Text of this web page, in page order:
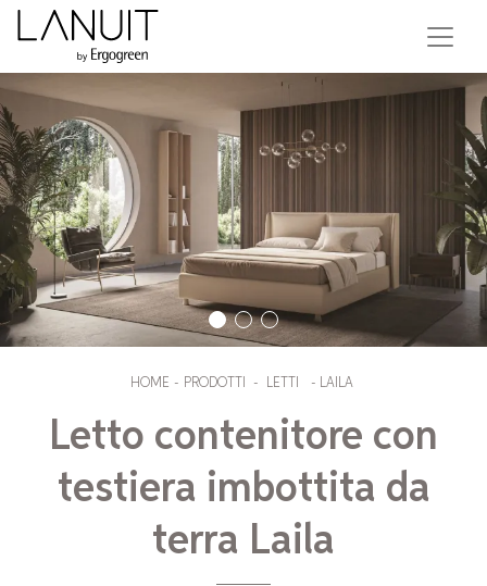
HOME - PRODOTTI - LETTI - LAILA
Letto contenitore con
testiera imbottita da
terra Laila